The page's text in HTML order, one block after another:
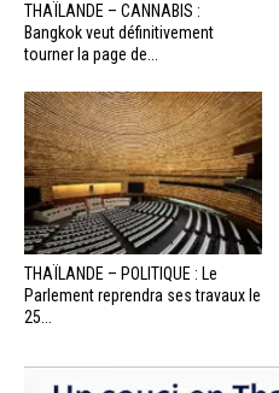
THAÏLANDE – CANNABIS :
Bangkok veut définitivement
tourner la page de...
THAÏLANDE – POLITIQUE : Le
Parlement reprendra ses travaux le
25...